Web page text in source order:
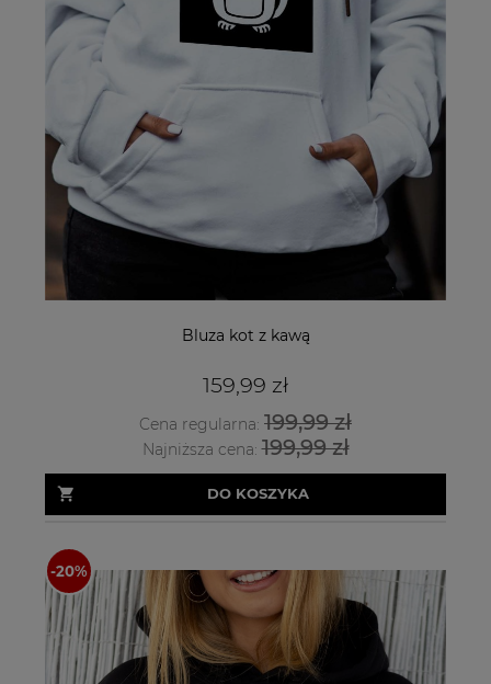
Bluza kot z kawą
159,99 zł
Cena regularna: 199,99 zł
Najniższa cena:199,99 zł
DO KOSZYKA